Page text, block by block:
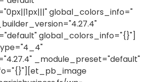
global_colors_info="
global_colors_info="{}"]
_module_preset="default"